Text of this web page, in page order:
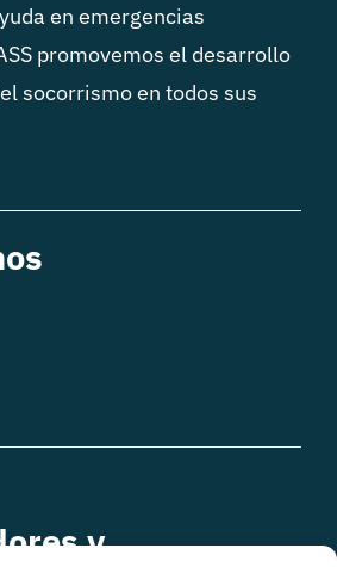
en emergencias
promovemos el desarrollo
socorrismo en todos sus
y